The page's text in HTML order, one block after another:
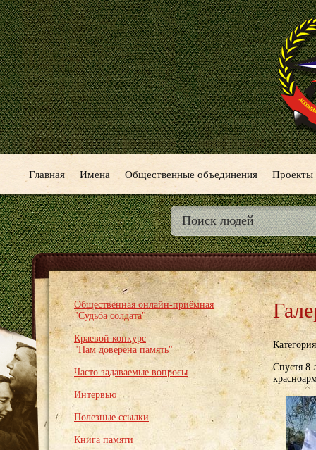
Главная Имена Общественные объединения Проекты
Общественная онлайн-приёмная
"Судьба солдата"
Краевой конкурс
"Нам доверена память"
Часто задаваемые вопросы
Интервью
Полезные ссылки
Книга памяти
Спустя 8